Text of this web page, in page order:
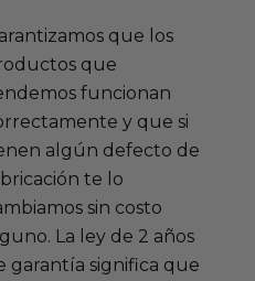
que los
que
funcionan
y que si
algún defecto de
te lo
sin costo
La ley de 2 años
garantía significa que